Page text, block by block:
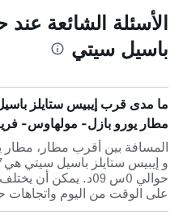
الأسئلة الشائعة
باسيل سيتي
ما مدى قرب إيبيس ستايلز
مطار يورو بازل- مولهاوس-
المسافة بين أقرب مطار، مطار
حوالي 0س 09د. يمكن أن
على الوقت من اليوم واتجاهات